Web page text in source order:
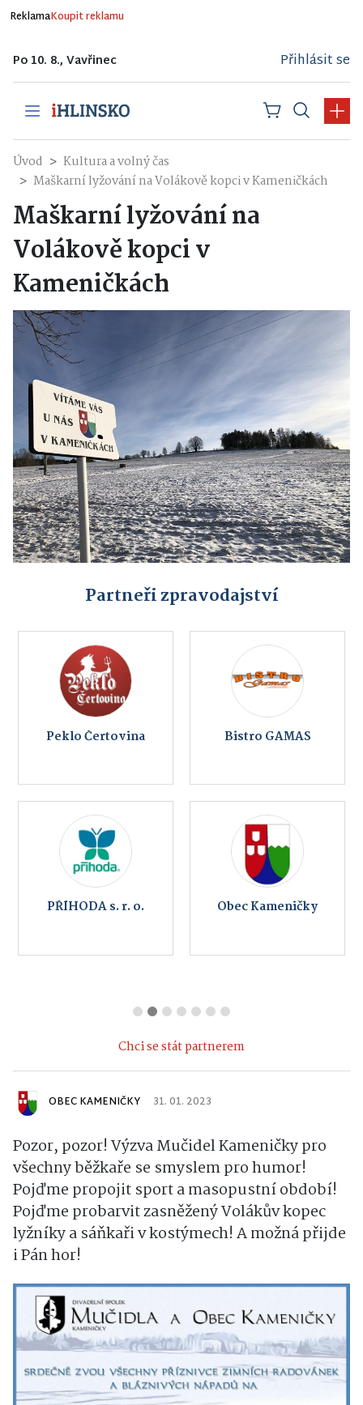
ReklamaKoupit reklamu
Po 10. 8., Vavřinec Přihlásit se
Úvod
Kultura a volný čas
Maškarní lyžování na Volákově kopci v Kameničkách
Maškarní lyžování na
Volákově kopci v
Kameničkách
Partneři zpravodajství
Peklo Čertovina Bistro GAMAS
PŘÍHODA s. r. o. Obec Kameničky
Chci se stát partnerem
OBEC KAMENIČKY 31. 01. 2023
Pozor, pozor! Výzva Mučidel Kameničky pro
všechny běžkaře se smyslem pro humor!
Pojďme propojit sport a masopustní období!
Pojďme probarvit zasněžený Volákův kopec
lyžníky a sáňkaři v kostýmech! A možná přijde
i Pán hor!